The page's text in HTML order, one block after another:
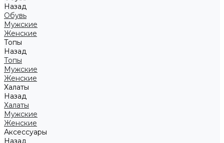
Назад
Обувь
Мужские
Женские
Топы
Назад
Топы
Мужские
Женские
Халаты
Назад
Халаты
Мужские
Женские
Аксессуары
Назад